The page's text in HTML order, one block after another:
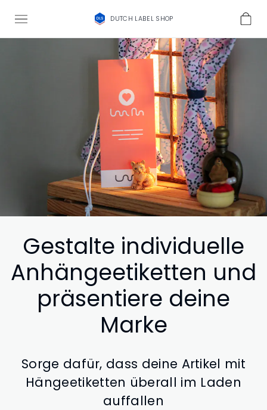
DUTCH LABEL SHOP
Gestalte individuelle
Anhängeetiketten und
präsentiere deine
Marke
Sorge dafür, dass deine Artikel mit
Hängeetiketten überall im Laden
auffallen